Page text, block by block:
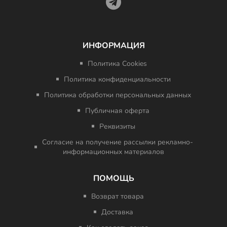
ИНФОРМАЦИЯ
Политика Cookies
Политика конфиденциальности
Политика обработки персональных данных
Публичная оферта
Реквизиты
Согласие на получение рассылки рекламно-
информационных материалов
ПОМОЩЬ
Возврат товара
Доставка